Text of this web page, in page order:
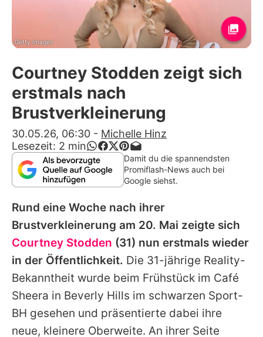
Familie & Liebe
Promiflash Exklusiv
Alle Themen auf Promiflash
App runterladen
Team
Redaktionelle Richtlinien
Impressum
Datenschutzerklärung
Nutzungsbedingungen
Utiq verwalten
Getty Images
Courtney Stodden zeigt sich
erstmals nach
Brustverkleinerung
30.05.26, 06:30 - Michelle Hinz
Lesezeit: 2 min
Damit du die spannendsten
Promiflash-News auch bei
Google siehst.
Rund eine Woche nach ihrer
Brustverkleinerung am 20. Mai zeigte sich
Courtney Stodden (31) nun erstmals wieder
in der Öffentlichkeit. Die 31-jährige Reality-
Bekanntheit wurde beim Frühstück im Café
Sheera in Beverly Hills im schwarzen Sport-
BH gesehen und präsentierte dabei ihre
neue, kleinere Oberweite. An ihrer Seite